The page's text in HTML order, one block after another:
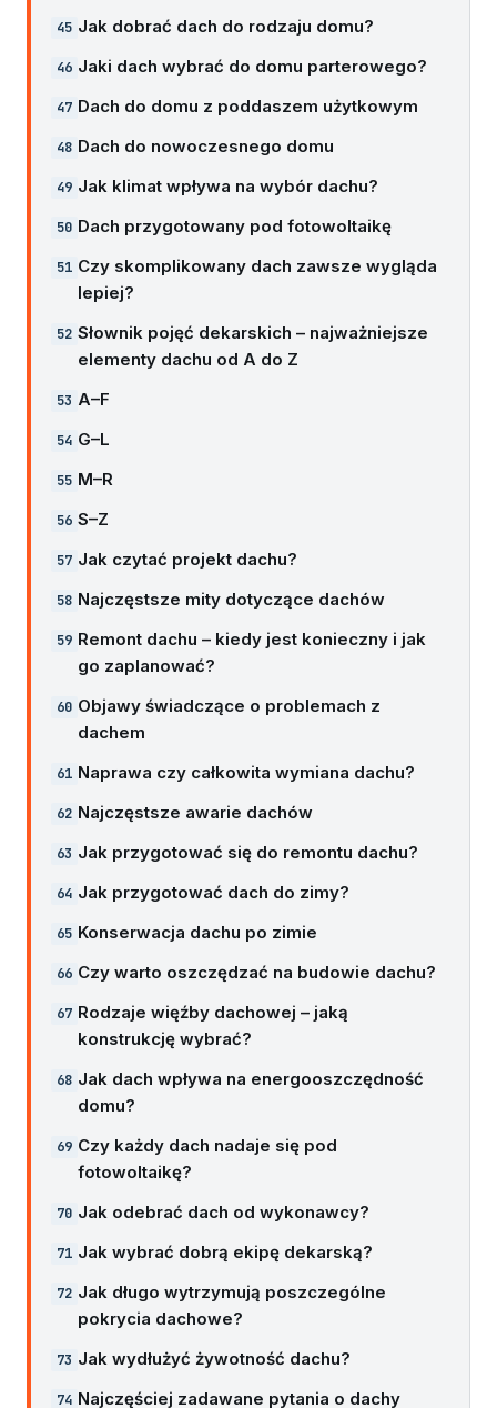
Jak dobrać dach do rodzaju domu?
Jaki dach wybrać do domu parterowego?
Dach do domu z poddaszem użytkowym
Dach do nowoczesnego domu
Jak klimat wpływa na wybór dachu?
Dach przygotowany pod fotowoltaikę
Czy skomplikowany dach zawsze wygląda
lepiej?
Słownik pojęć dekarskich – najważniejsze
elementy dachu od A do Z
A–F
G–L
M–R
S–Z
Jak czytać projekt dachu?
Najczęstsze mity dotyczące dachów
Remont dachu – kiedy jest konieczny i jak
go zaplanować?
Objawy świadczące o problemach z
dachem
Naprawa czy całkowita wymiana dachu?
Najczęstsze awarie dachów
Jak przygotować się do remontu dachu?
Jak przygotować dach do zimy?
Konserwacja dachu po zimie
Czy warto oszczędzać na budowie dachu?
Rodzaje więźby dachowej – jaką
konstrukcję wybrać?
Jak dach wpływa na energooszczędność
domu?
Czy każdy dach nadaje się pod
fotowoltaikę?
Jak odebrać dach od wykonawcy?
Jak wybrać dobrą ekipę dekarską?
Jak długo wytrzymują poszczególne
pokrycia dachowe?
Jak wydłużyć żywotność dachu?
Najczęściej zadawane pytania o dachy